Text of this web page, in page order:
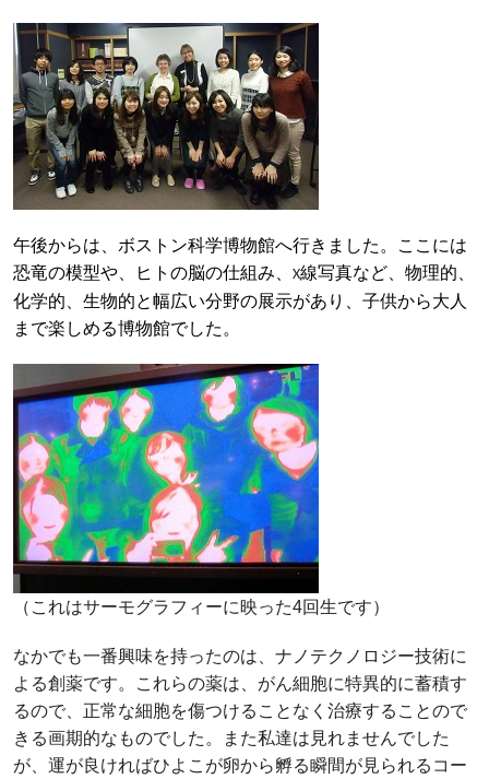
午後からは、ボストン科学博物館へ行きました。ここには
恐竜の模型や、ヒトの脳の仕組み、 X線写真など、物理的、
化学的、生物的と幅広い分野の展示があり、子供から大人
まで楽しめる博物館でした。
（これはサーモグラフィーに映った4回生です）
なかでも一番興味を持ったのは、ナノテクノロジー技術に
よる創薬です。これらの薬は、がん細胞に特異的に蓄積す
るので、正常な細胞を傷つけることなく治療することので
きる画期的なものでした。また私達は見れませんでした
が、運が良ければひよこが卵から孵る瞬間が見られるコー